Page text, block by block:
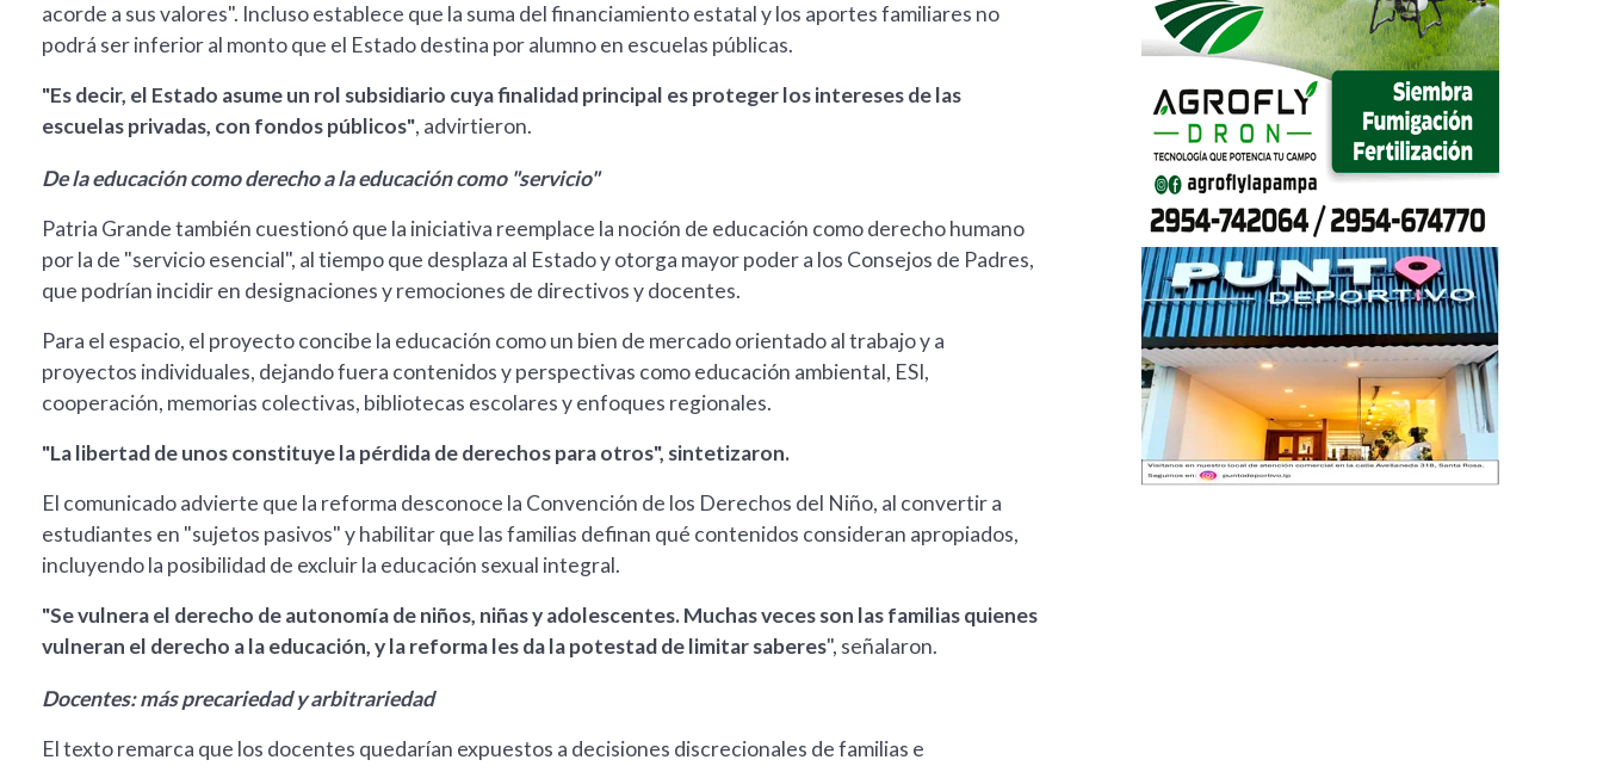
acorde a sus valores". Incluso establece que la suma del financiamiento estatal y los aportes familiares no
podrá ser inferior al monto que el Estado destina por alumno en escuelas públicas.
"Es decir, el Estado asume un rol subsidiario cuya finalidad principal es proteger los intereses de las
escuelas privadas, con fondos públicos", advirtieron.
De la educación como derecho a la educación como "servicio"
Patria Grande también cuestionó que la iniciativa reemplace la noción de educación como derecho humano
por la de "servicio esencial", al tiempo que desplaza al Estado y otorga mayor poder a los Consejos de Padres,
que podrían incidir en designaciones y remociones de directivos y docentes.
Para el espacio, el proyecto concibe la educación como un bien de mercado orientado al trabajo y a
proyectos individuales, dejando fuera contenidos y perspectivas como educación ambiental, ESI,
cooperación, memorias colectivas, bibliotecas escolares y enfoques regionales.
"La libertad de unos constituye la pérdida de derechos para otros", sintetizaron.
El comunicado advierte que la reforma desconoce la Convención de los Derechos del Niño, al convertir a
estudiantes en "sujetos pasivos" y habilitar que las familias definan qué contenidos consideran apropiados,
incluyendo la posibilidad de excluir la educación sexual integral.
"Se vulnera el derecho de autonomía de niños, niñas y adolescentes. Muchas veces son las familias quienes
vulneran el derecho a la educación, y la reforma les da la potestad de limitar saberes", señalaron.
Docentes: más precariedad y arbitrariedad
El texto remarca que los docentes quedarían expuestos a decisiones discrecionales de familias e